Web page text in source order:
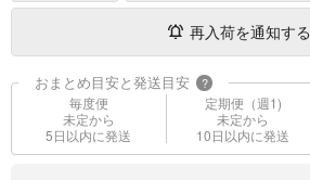
再入荷を通知する
おまとめ目安と発送目安 ?
毎度便
未定から
5日以内に発送
定期便（週1)
未定から
10日以内に発送